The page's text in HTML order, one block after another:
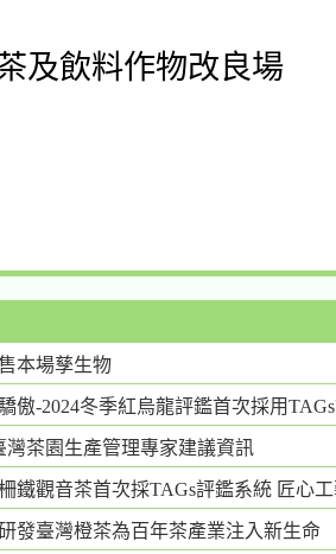
及飲料作物改良場
本場孳生物
傲-2024冬季紅烏龍評鑑首次採用
灣茶園生產管理專家建議資訊
鐵觀音茶首次採TAGs評鑑系統 匠心
發臺灣橙茶為百年茶產業注入新生命